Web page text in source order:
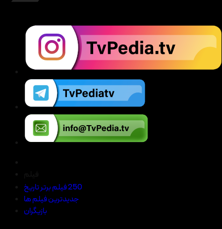
250 فیلم برتر تاریخ
جدیدترین فیلم ها
بازیگران